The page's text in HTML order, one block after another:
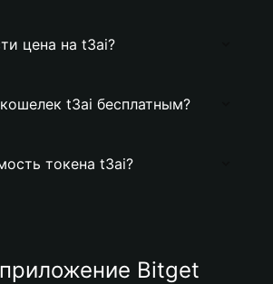
цена на t3ai?
t3ai бесплатным?
токена t3ai?
Bitget